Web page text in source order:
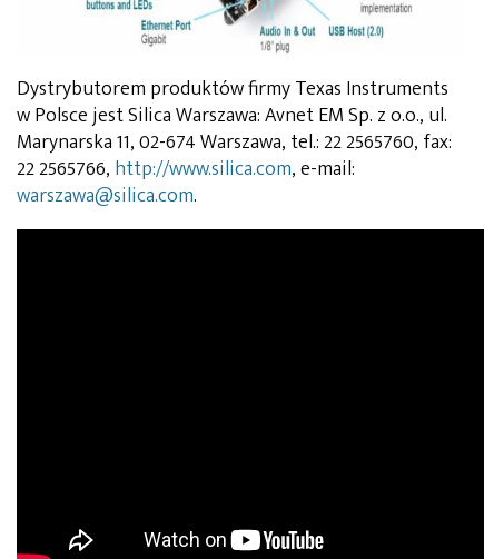
Dystrybutorem produktów firmy Texas Instruments
w Polsce jest Silica Warszawa: Avnet EM Sp. z o.o., ul.
Marynarska 11, 02-674 Warszawa, tel.: 22 2565760, fax:
22 2565766, http://www.silica.com, e-mail:
warszawa@silica.com.